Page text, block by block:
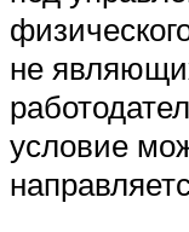
не
условие